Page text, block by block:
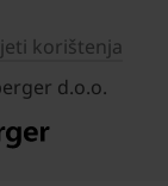
korištenja
d.o.o.